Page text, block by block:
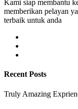
Kami siap membantu
memberikan pelayan
terbaik untuk anda
Recent Posts
Truly Amazing